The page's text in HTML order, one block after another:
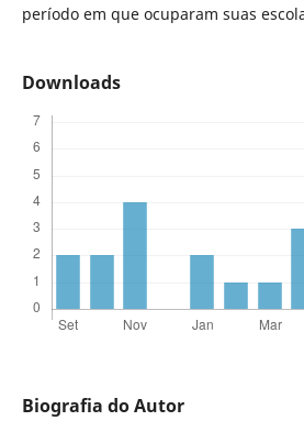
período em que ocuparam suas
Downloads
Biografia do Autor